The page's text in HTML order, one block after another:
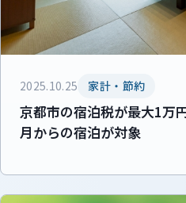
2025.10.25 家計・節約
京都市の宿泊税が最大1
月からの宿泊が対象